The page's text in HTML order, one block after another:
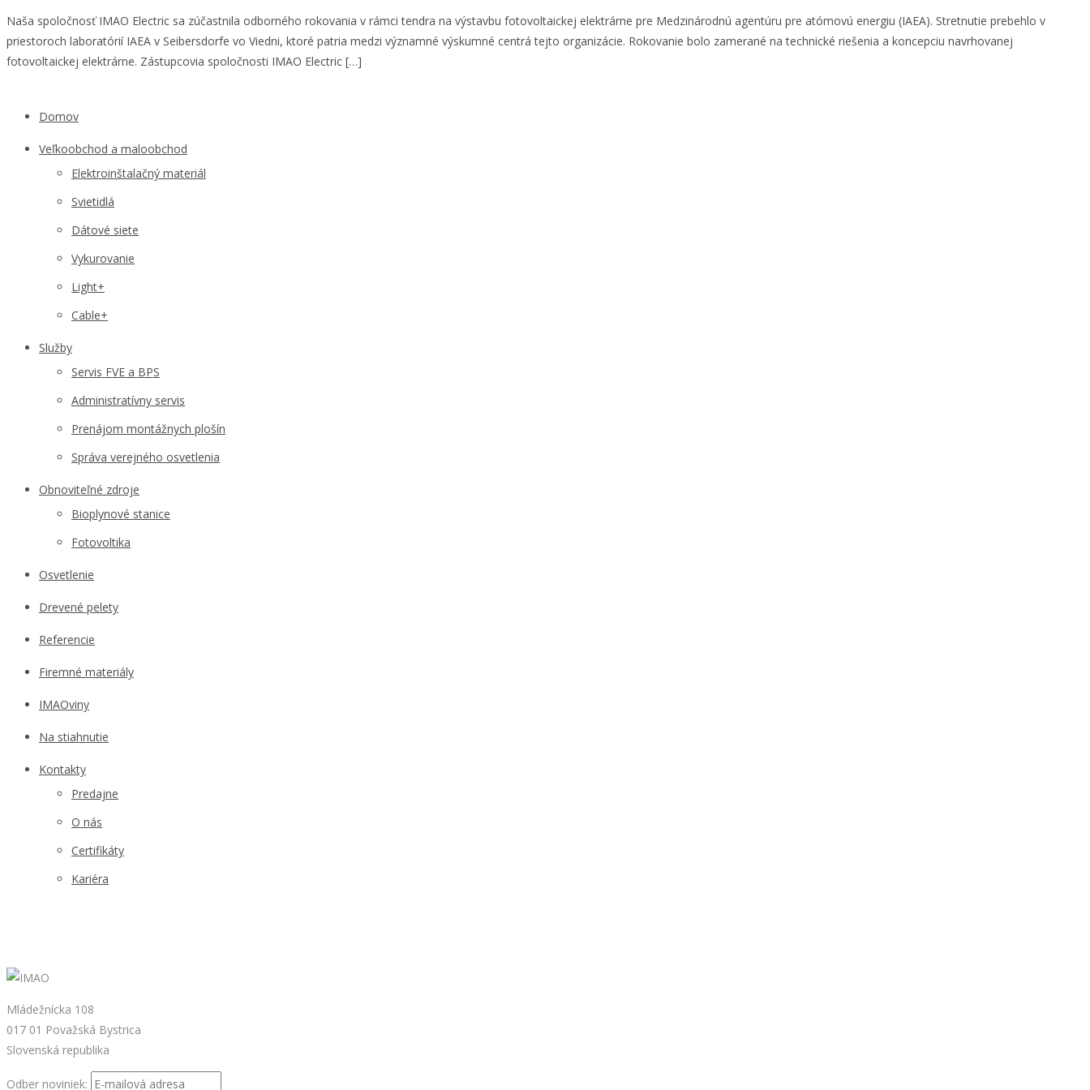
Naša spoločnosť IMAO Electric sa zúčastnila odborného rokovania v rámci tendra na výstavbu fotovoltaickej elektrárne pre Medzinárodnú agentúru pre atómovú energiu (IAEA). Stretnutie prebehlo v
priestoroch laboratórií IAEA v Seibersdorfe vo Viedni, ktoré patria medzi významné výskumné centrá tejto organizácie. Rokovanie bolo zamerané na technické riešenia a koncepciu navrhovanej
fotovoltaickej elektrárne. Zástupcovia spoločnosti IMAO Electric […]
Domov
Veľkoobchod a maloobchod
Elektroinštalačný materiál
Svietidlá
Dátové siete
Vykurovanie
Light+
Cable+
Služby
Servis FVE a BPS
Administratívny servis
Prenájom montážnych plošín
Správa verejného osvetlenia
Obnoviteľné zdroje
Bioplynové stanice
Fotovoltika
Osvetlenie
Drevené pelety
Referencie
Firemné materiály
IMAOviny
Na stiahnutie
Kontakty
Predajne
O nás
Certifikáty
Kariéra
Mládežnícka 108
017 01 Považská Bystrica
Slovenská republika
Odber noviniek: